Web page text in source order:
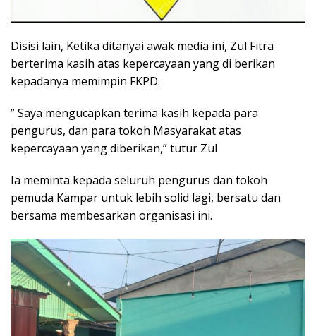
Disisi lain, Ketika ditanyai awak media ini, Zul Fitra
berterima kasih atas kepercayaan yang di berikan
kepadanya memimpin FKPD.
” Saya mengucapkan terima kasih kepada para
pengurus, dan para tokoh Masyarakat atas
kepercayaan yang diberikan,” tutur Zul
Ia meminta kepada seluruh pengurus dan tokoh
pemuda Kampar untuk lebih solid lagi, bersatu dan
bersama membesarkan organisasi ini.